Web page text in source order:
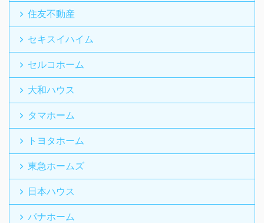
住友不動産
セキスイハイム
セルコホーム
大和ハウス
タマホーム
トヨタホーム
東急ホームズ
日本ハウス
パナホーム